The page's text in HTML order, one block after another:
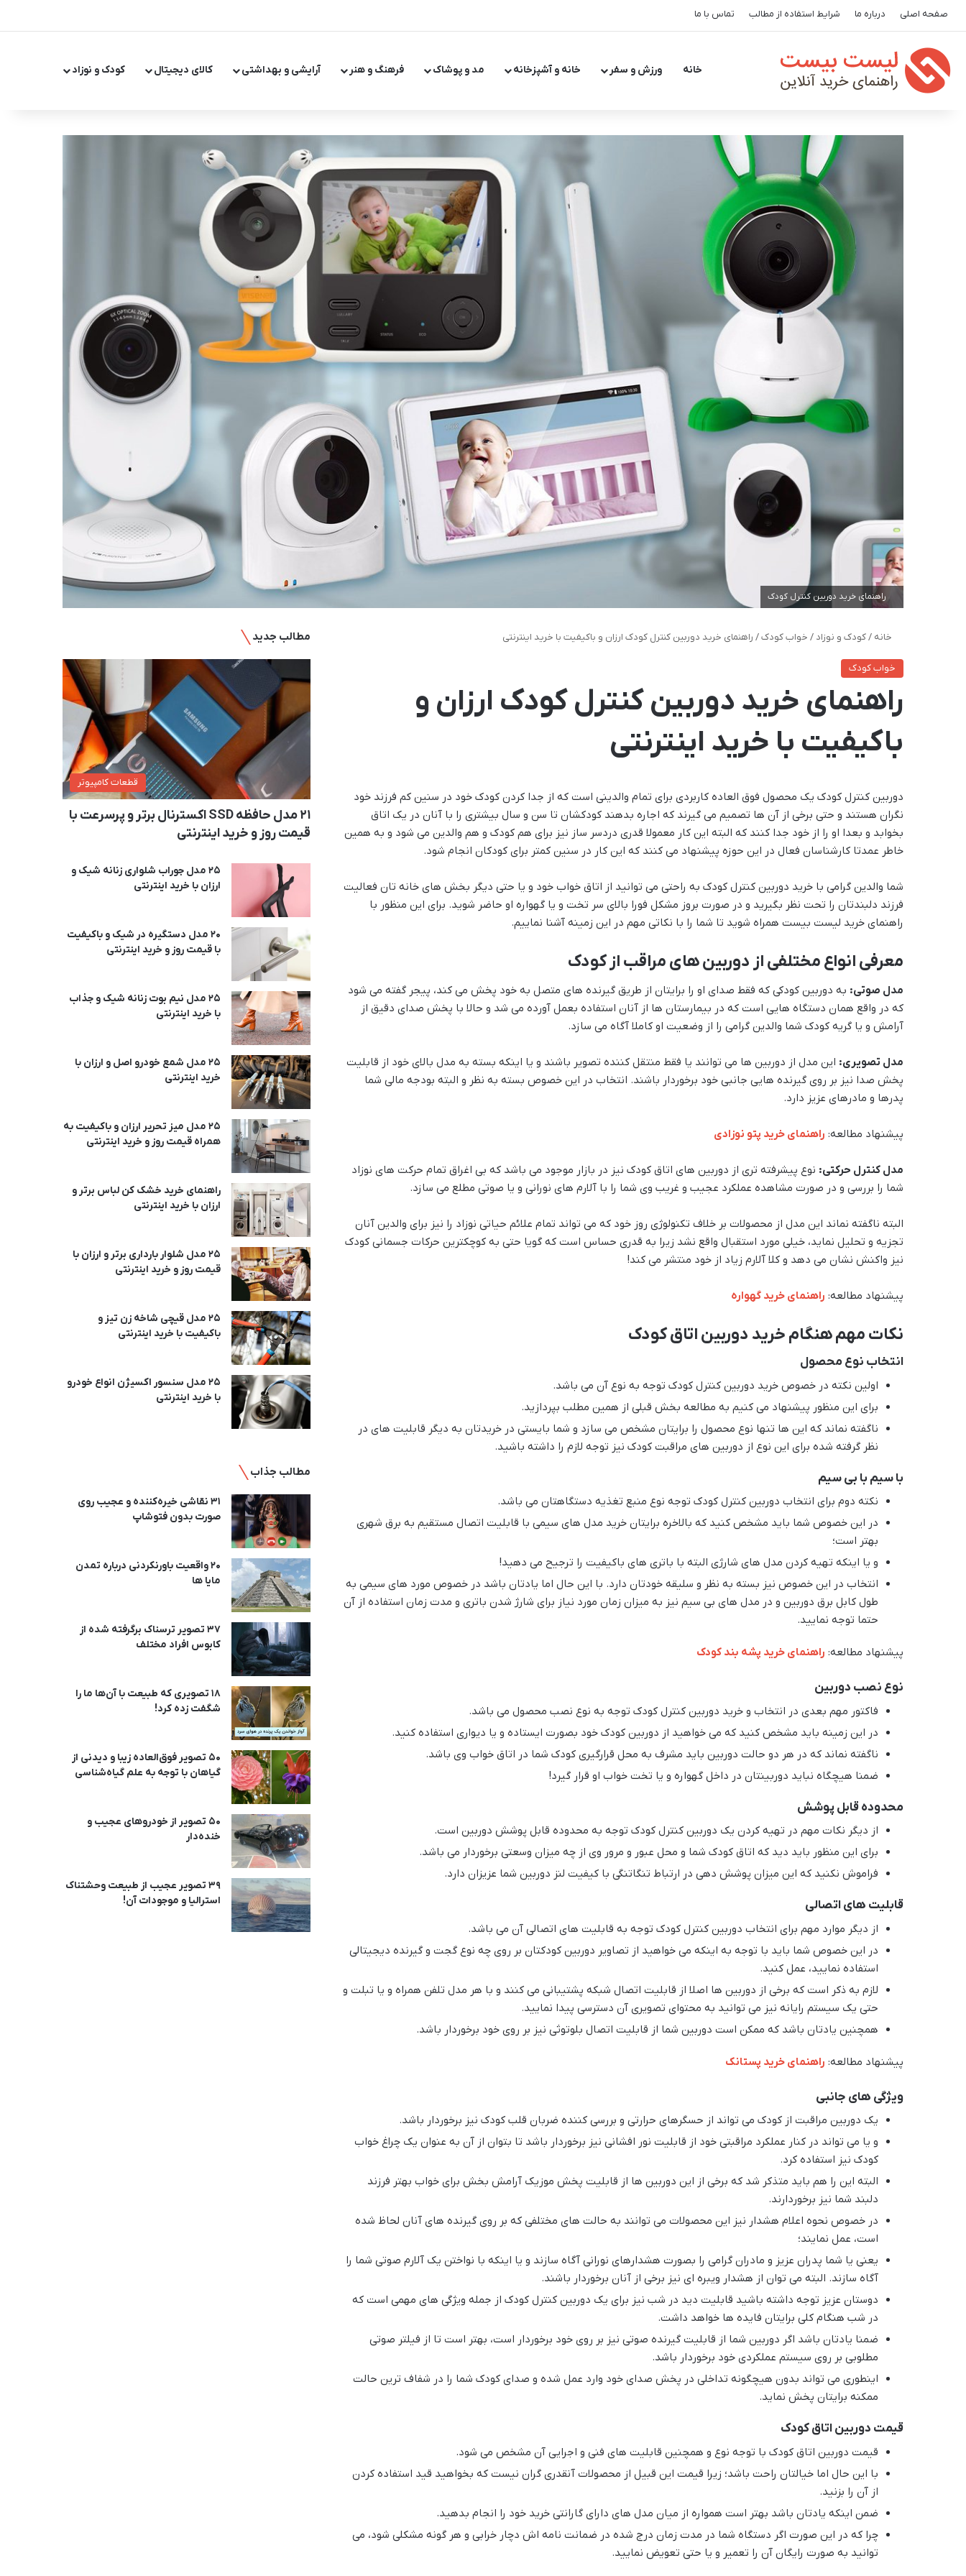
صفحه اصلی درباره ما شرایط استفاده از مطالب تماس با ما
خانه ورزش و سفر خانه و آشپزخانه مد و پوشاک فرهنگ و هنر آرایشی و بهداشتی کالای دیجیتال کودک و نوزاد
راهنمای خرید دوربین کنترل کودک
خانه /کودک و نوزاد / خواب کودک/ راهنمای خرید دوربین کنترل کودک ارزان و باکیفیت با خرید اینترنتی
خواب کودک
راهنمای خرید دوربین کنترل کودک ارزان و
باکیفیت با خرید اینترنتی
دوربین کنترل کودک یک محصول فوق العاده کاربردی برای تمام والدینی است که از جدا کردن کودک خود در سنین کم فرزند خود
نگران هستند و حتی برخی از آن ها تصمیم می گیرند که اجاره بدهند کودکشان تا سن و سال بیشتری را با آنان در یک اتاق
بخوابد و بعدا او را از خود جدا کنند که البته این کار معمولا قدری دردسر ساز نیز برای هم کودک و هم والدین می شود و به همین
خاطر عمدتا کارشناسان فعال در این حوزه پیشنهاد می کنند که این کار در سنین کمتر برای کودکان انجام شود.
شما والدین گرامی با خرید دوربین کنترل کودک به راحتی می توانید از اتاق خواب خود و یا حتی دیگر بخش های خانه تان فعالیت
فرزند دلبندتان را تحت نظر بگیرید و در صورت بروز مشکل فورا بالای سر تخت و یا گهواره او حاضر شوید. برای این منظور با
راهنمای خرید لیست بیست همراه شوید تا شما را با نکاتی مهم در این زمینه آشنا نماییم.
معرفی انواع مختلفی از دوربین های مراقب از کودک
مدل صوتی: به دوربین کودکی که فقط صدای او را برایتان از طریق گیرنده های متصل به خود پخش می کند، پیجر گفته می شود
که در واقع همان دستگاه هایی است که در بیمارستان ها از آنان استفاده بعمل آورده می شد و حالا با پخش صدای دقیق از
آرامش و یا گریه کودک شما والدین گرامی را از وضعیت او کاملا آگاه می سازد.
مدل تصویری: این مدل از دوربین ها می توانند یا فقط منتقل کننده تصویر باشند و یا اینکه بسته به مدل بالای خود از قابلیت
پخش صدا نیز بر روی گیرنده هایی جانبی خود برخوردار باشند. انتخاب در این خصوص بسته به نظر و البته بودجه مالی شما
پدرها و مادرهای عزیز دارد.
پیشنهاد مطالعه:‌ راهنمای خرید پتو نوزادی
مدل کنترل حرکتی: نوع پیشرفته تری از دوربین های اتاق کودک نیز در بازار موجود می باشد که بی اغراق تمام حرکت های نوزاد
شما را بررسی و در صورت مشاهده عملکرد عجیب و غریب وی شما را با آلارم های نورانی و یا صوتی مطلع می سازد.
البته ناگفته نماند این مدل از محصولات بر خلاف تکنولوژی روز خود که می تواند تمام علائم حیاتی نوزاد را نیز برای والدین آنان
تجزیه و تحلیل نماید، خیلی مورد استقبال واقع نشد زیرا به قدری حساس است که گویا حتی به کوچکترین حرکات جسمانی کودک
نیز واکنش نشان می دهد و کلا آلارم زیاد از خود منتشر می کند!
پیشنهاد مطالعه:‌ راهنمای خرید گهواره
نکات مهم هنگام خرید دوربین اتاق کودک
انتخاب نوع محصول
اولین نکته در خصوص خرید دوربین کنترل کودک توجه به نوع آن می باشد.
برای این منظور پیشنهاد می کنیم به مطالعه بخش قبلی از همین مطلب بپردازید.
ناگفته نماند که این ها تنها نوع محصول را برایتان مشخص می سازد و شما بایستی در خریدتان به دیگر قابلیت های در
نظر گرفته شده برای این نوع از دوربین های مراقبت کودک نیز توجه لازم را داشته باشید.
با سیم با بی سیم
نکته دوم برای انتخاب دوربین کنترل کودک توجه نوع منبع تغذیه دستگاهتان می باشد.
در این خصوص شما باید مشخص کنید که بالاخره برایتان خرید مدل های سیمی با قابلیت اتصال مستقیم به برق شهری
بهتر است؛
و یا اینکه تهیه کردن مدل های شارژی البته با باتری های باکیفیت را ترجیح می دهید!
انتخاب در این خصوص نیز بسته به نظر و سلیقه خودتان دارد. با این حال اما یادتان باشد در خصوص مورد های سیمی به
طول کابل برق دوربین و در مدل های بی سیم نیز به میزان زمان مورد نیاز برای شارژ شدن باتری و مدت زمان استفاده از آن
حتما توجه نمایید.
پیشنهاد مطالعه:‌ راهنمای خرید پشه بند کودک
نوع نصب دوربین
فاکتور مهم بعدی در انتخاب و خرید دوربین کنترل کودک توجه به نوع نصب محصول می باشد.
در این زمینه باید مشخص کنید که می خواهید از دوربین کودک خود بصورت ایستاده و یا دیواری استفاده کنید.
ناگفته نماند که در هر دو حالت دوربین باید مشرف به محل قرارگیری کودک شما در اتاق خواب وی باشد.
ضمنا هیچگاه نباید دوربینتان در داخل گهواره و یا تخت خواب او قرار گیرد!
محدوده قابل پوشش
از دیگر نکات مهم در تهیه کردن یک دوربین کنترل کودک توجه به محدوده قابل پوشش دوربین است.
برای این منظور باید دید که اتاق کودک شما و محل عبور و مرور وی از چه میزان وسعتی برخوردار می باشد.
فراموش نکنید که این میزان پوشش دهی در ارتباط تنگاتنگی با کیفیت لنز دوربین شما عزیزان دارد.
قابلیت های اتصالی
از دیگر موارد مهم برای انتخاب دوربین کنترل کودک توجه به قابلیت های اتصالی آن می باشد.
در این خصوص شما باید با توجه به اینکه می خواهید از تصاویر دوربین کودکتان بر روی چه نوع گجت و گیرنده دیجیتالی
استفاده نمایید، عمل کنید.
لازم به ذکر است که برخی از دوربین ها اصلا از قابلیت اتصال شبکه پشتیبانی می کنند و با هر مدل تلفن همراه و یا تبلت و
حتی یک سیستم رایانه نیز می توانید به محتوای تصویری آن دسترسی پیدا نمایید.
همچنین یادتان باشد که ممکن است دوربین شما از قابلیت اتصال بلوتوثی نیز بر روی خود برخوردار باشد.
پیشنهاد مطالعه:‌ راهنمای خرید پستانک
ویژگی های جانبی
یک دوربین مراقبت از کودک می تواند از حسگرهای حرارتی و بررسی کننده ضربان قلب کودک نیز برخوردار باشد.
و یا می تواند در کنار عملکرد مراقبتی خود از قابلیت نور افشانی نیز برخوردار باشد تا بتوان از آن به عنوان یک چراغ خواب
کودک نیز استفاده کرد.
البته این را هم باید متذکر شد که برخی از این دوربین ها از قابلیت پخش موزیک آرامش بخش برای خواب بهتر فرزند
دلبند شما نیز برخوردارند.
در خصوص نحوه اعلام هشدار نیز این محصولات می توانند به حالت های مختلفی که بر روی گیرنده های آنان لحاظ شده
است، عمل نمایند؛
یعنی یا شما پدران عزیز و مادران گرامی را بصورت هشدارهای نورانی آگاه سازند و یا اینکه با نواختن یک آلارم صوتی شما را
آگاه سازند. البته می توان از هشدار ویبره ای نیز برخی از آنان برخوردار باشند.
دوستان عزیز توجه داشته باشید قابلیت دید در شب نیز برای یک دوربین کنترل کودک از جمله ویژگی های مهمی است که
در شب هنگام کلی برایتان فایده ها خواهد داشت.
ضمنا یادتان باشد اگر دوربین شما از قابلیت گیرنده صوتی نیز بر روی خود برخوردار است، بهتر است تا از فیلتر صوتی
مطلوبی بر روی سیستم عملکردی خود برخوردار باشد.
اینطوری می تواند بدون هیچگونه تداخلی در پخش صدای خود وارد عمل شده و صدای کودک شما را در شفاف ترین حالت
ممکنه برایتان پخش نماید.
قیمت دوربین اتاق کودک
قیمت دوربین اتاق کودک با توجه نوع و همچنین قابلیت های فنی و اجرایی آن مشخص می شود.
با این حال اما خیالتان راحت باشد؛ زیرا قیمت این قبیل از محصولات آنقدری گران نیست که بخواهید قید استفاده کردن
از آن را بزنید.
ضمن اینکه یادتان باشد بهتر است همواره از میان مدل های دارای گارانتی خرید خود را انجام بدهید.
چرا که در این صورت اگر دستگاه شما در مدت زمان درج شده در ضمانت نامه اش دچار خرابی و هر گونه مشکلی شود، می
توانید به صورت رایگان آن را تعمیر و یا حتی تعویض نمایید.
مطالب جدید
قطعات کامپیوتر
21 مدل حافظه SSD اکسترنال برتر و پرسرعت با
قیمت روز و خرید اینترنتی
25 مدل جوراب شلواری زنانه شیک و
ارزان با خرید اینترنتی
20 مدل دستگیره در شیک و باکیفیت
با قیمت روز و خرید اینترنتی
25 مدل نیم بوت زنانه شیک و جذاب
با خرید اینترنتی
25 مدل شمع خودرو اصل و ارزان با
خرید اینترنتی
25 مدل میز تحریر ارزان و باکیفیت به
همراه قیمت روز و خرید اینترنتی
راهنمای خرید خشک کن لباس برتر و
ارزان با خرید اینترنتی
25 مدل شلوار بارداری برتر و ارزان با
قیمت روز و خرید اینترنتی
25 مدل قیچی شاخه زن تیز و
باکیفیت با خرید اینترنتی
25 مدل سنسور اکسیژن انواع خودرو
با خرید اینترنتی
مطالب جذاب
31 نقاشی خیره‌کننده و عجیب روی
صورت بدون فتوشاپ
20 واقعیت باورنکردنی درباره تمدن
مایا ها
37 تصویر ترسناک برگرفته شده از
کابوس افراد مختلف
18 تصویری که طبیعت با آن‌ها ما را
شگفت زده کرد!
50 تصویر فوق‌العاده زیبا و دیدنی از
گیاهان با توجه به علم گیاه‌شناسی
50 تصویر از خودروهای عجیب و
خنده‌دار
39 تصویر عجیب از طبیعت وحشتناک
استرالیا و موجودات آن!